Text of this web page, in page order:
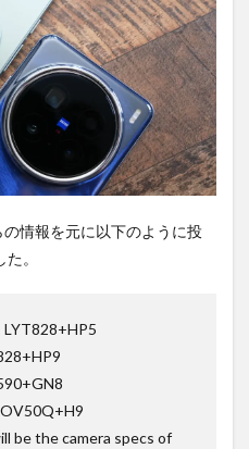
情報を元に以下のように投
。
LYT828+HP5
be the camera specs of